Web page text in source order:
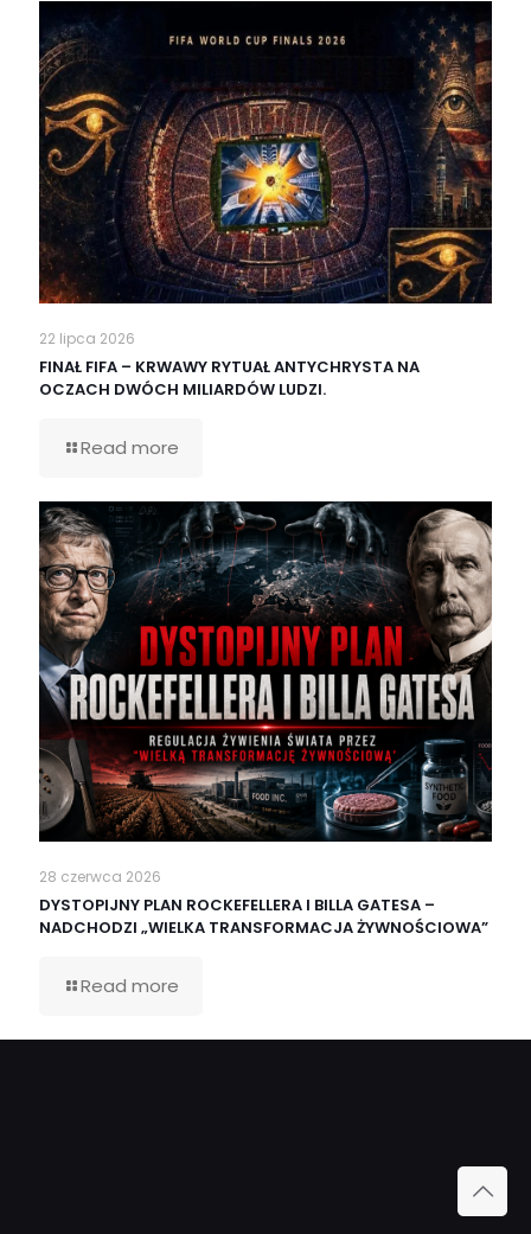
22 lipca 2026
FINAŁ FIFA – KRWAWY RYTUAŁ ANTYCHRYSTA NA
OCZACH DWÓCH MILIARDÓW LUDZI.
Read more
28 czerwca 2026
DYSTOPIJNY PLAN ROCKEFELLERA I BILLA GATESA –
NADCHODZI „WIELKA TRANSFORMACJA ŻYWNOŚCIOWA”
Read more